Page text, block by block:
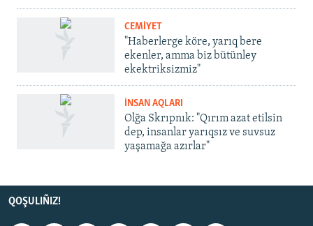
CEMİYET
"Haberlerge köre, yarıq bere
ekenler, amma biz bütünley
ekektriksizmiz"
İNSAN AQLARI
Olğa Skrıpnık: "Qırım azat etilsin
dep, insanlar yarıqsız ve suvsuz
yaşamağa azırlar"
QOŞULIÑIZ!